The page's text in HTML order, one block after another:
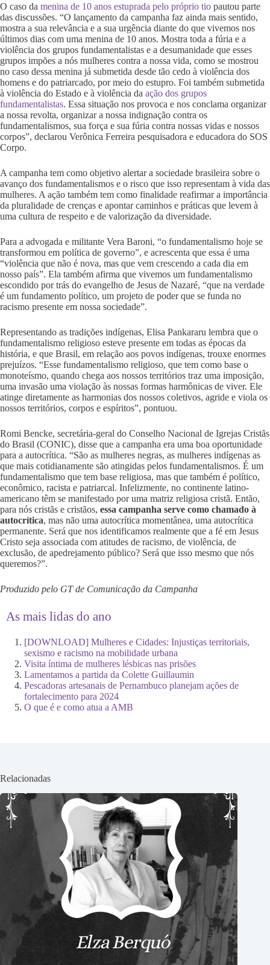
O caso da menina de 10 anos estuprada pelo próprio tio pautou parte
das discussões. “O lançamento da campanha faz ainda mais sentido,
mostra a sua relevância e a sua urgência diante do que vivemos nos
últimos dias com uma menina de 10 anos. Mostra toda a fúria e a
violência dos grupos fundamentalistas e a desumanidade que esses
grupos impões a nós mulheres contra a nossa vida, como se mostrou
no caso dessa menina já submetida desde tão cedo à violência dos
homens e do patriarcado, por meio do estupro. Foi também submetida
à violência do Estado e à violência da ação dos grupos
fundamentalistas. Essa situação nos provoca e nos conclama organizar
a nossa revolta, organizar a nossa indignação contra os
fundamentalismos, sua força e sua fúria contra nossas vidas e nossos
corpos”, declarou Verônica Ferreira pesquisadora e educadora do SOS
Corpo.
A campanha tem como objetivo alertar a sociedade brasileira sobre o
avanço dos fundamentalismos e o risco que isso representam à vida das
mulheres. A ação também tem como finalidade reafirmar a importância
da pluralidade de crenças e apontar caminhos e práticas que levem à
uma cultura de respeito e de valorização da diversidade.
Para a advogada e militante Vera Baroni, “o fundamentalismo hoje se
transformou em política de governo”, e acrescenta que essa é uma
“violência que não é nova, mas que vem crescendo a cada dia em
nosso país”. Ela também afirma que vivemos um fundamentalismo
escondido por trás do evangelho de Jesus de Nazaré, “que na verdade
é um fundamento político, um projeto de poder que se funda no
racismo presente em nossa sociedade”.
Representando as tradições indígenas, Elisa Pankararu lembra que o
fundamentalismo religioso esteve presente em todas as épocas da
história, e que Brasil, em relação aos povos indígenas, trouxe enormes
prejuízos. “Esse fundamentalismo religioso, que tem como base o
monoteísmo, quando chega aos nossos territórios traz uma imposição,
uma invasão uma violação às nossas formas harmônicas de viver. Ele
atinge diretamente as harmonias dos nossos coletivos, agride e viola os
nossos territórios, corpos e espíritos”, pontuou.
Romi Bencke, secretária-geral do Conselho Nacional de Igrejas Cristãs
do Brasil (CONIC), disse que a campanha era uma boa oportunidade
para a autocrítica. “São as mulheres negras, as mulheres indígenas as
que mais cotidianamente são atingidas pelos fundamentalismos. É um
fundamentalismo que tem base religiosa, mas que também é político,
econômico, racista e patriarcal. Infelizmente, no continente latino-
americano têm se manifestado por uma matriz religiosa cristã. Então,
para nós cristãs e cristãos, essa campanha serve como chamado à
autocrítica, mas não uma autocrítica momentânea, uma autocrítica
permanente. Será que nos identificamos realmente que a fé em Jesus
Cristo seja associada com atitudes de racismo, de violência, de
exclusão, de apedrejamento público? Será que isso mesmo que nós
queremos?”.
Produzido pelo GT de Comunicação da Campanha
As mais lidas do ano
[DOWNLOAD] Mulheres e Cidades: Injustiças territoriais,
sexismo e racismo na mobilidade urbana
Visita íntima de mulheres lésbicas nas prisões
Lamentamos a partida da Colette Guillaumin
Pescadoras artesanais de Pernambuco planejam ações de
fortalecimento para 2024
O que é e como atua a AMB
Relacionadas